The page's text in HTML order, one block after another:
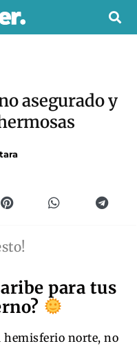
asegurado y
para tus
hemisferio norte, no